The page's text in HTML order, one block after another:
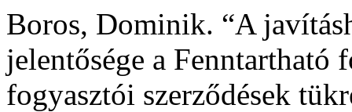
Boros, Dominik. “A
jelentősége a Fenntartható
fogyasztói szerződések